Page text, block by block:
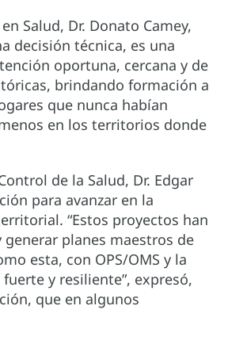
Salud, Dr. Donato Camey,
decisión técnica, es una
oportuna, cercana y de
brindando formación a
que nunca habían
en los territorios donde
de la Salud, Dr. Edgar
para avanzar en la
“Estos proyectos han
planes maestros de
esta, con OPS/OMS y la
y resiliente”, expresó,
que en algunos